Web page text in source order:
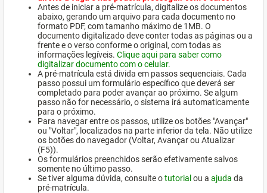
Antes de iniciar a pré-matrícula, digitalize os documentos
abaixo, gerando um arquivo para cada documento no
formato PDF, com tamanho máximo de 1MB. O
documento digitalizado deve conter todas as páginas ou a
frente e o verso conforme o original, com todas as
informações legíveis. Clique aqui para saber como
digitalizar documento com o celular.
A pré-matrícula está divida em passos sequenciais. Cada
passo possui um formulário específico que deverá ser
completado para poder avançar ao próximo. Se algum
passo não for necessário, o sistema irá automaticamente
para o próximo.
Para navegar entre os passos, utilize os botões "Avançar"
ou "Voltar", localizados na parte inferior da tela. Não utilize
os botões do navegador (Voltar, Avançar ou Atualizar
(F5)).
Os formulários preenchidos serão efetivamente salvos
somente no último passo.
Se tiver alguma dúvida, consulte otutorial ou a ajuda da
pré-matrícula.